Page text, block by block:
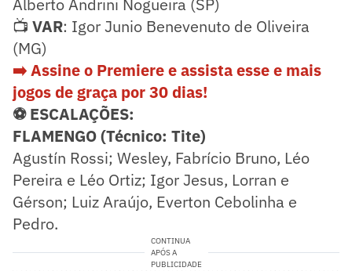
Alberto Andrini Nogueira (SP)
📺 VAR: Igor Junio Benevenuto de Oliveira
(MG)
➡️ Assine o Premiere e assista esse e mais
jogos de graça por 30 dias!
⚽ ESCALAÇÕES:
FLAMENGO (Técnico: Tite)
Agustín Rossi; Wesley, Fabrício Bruno, Léo
Pereira e Léo Ortiz; Igor Jesus, Lorran e
Gérson; Luiz Araújo, Everton Cebolinha e
Pedro.
CONTINUA
APÓS A
PUBLICIDADE